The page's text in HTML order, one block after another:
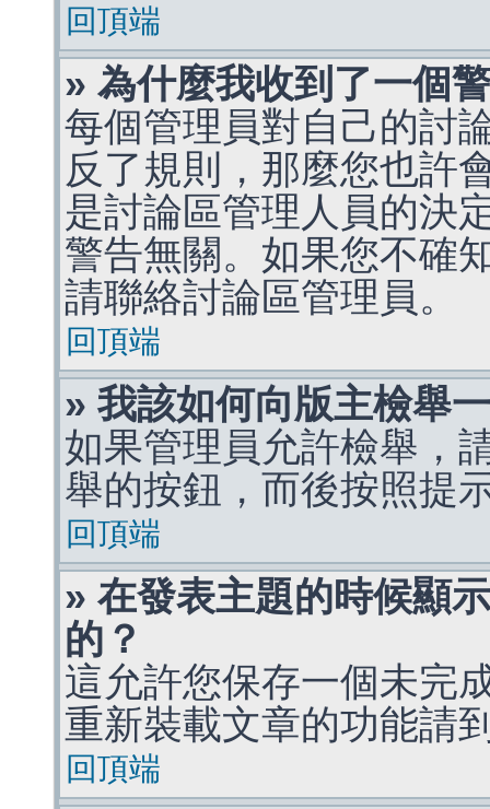
回頂端
» 為什麼我收到了一個
每個管理員對自己的討
反了規則，那麼您也許
是討論區管理人員的決
警告無關。如果您不確
請聯絡討論區管理員。
回頂端
» 我該如何向版主檢舉
如果管理員允許檢舉，
舉的按鈕，而後按照提
回頂端
» 在發表主題的時候顯
的？
這允許您保存一個未完
重新裝載文章的功能請
回頂端